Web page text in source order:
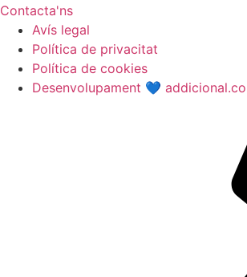
Contacta'ns
Avís legal
Política de privacitat
Política de cookies
Desenvolupament 💙